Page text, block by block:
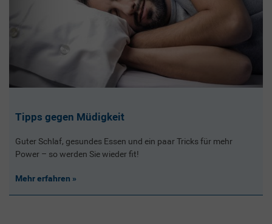
Tipps gegen Müdigkeit
Guter Schlaf, gesundes Essen und ein paar Tricks für mehr
Power – so werden Sie wieder fit!
Mehr erfahren